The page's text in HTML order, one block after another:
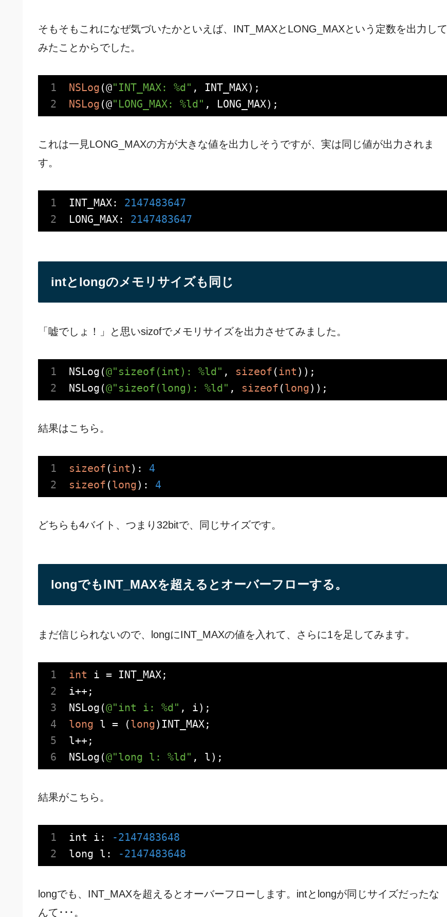
そもそもこれになぜ気づいたかといえば、INT_MAXとLONG_MAXという定数を出力して
みたことからでした。
NSLog (@"INT_MAX: %d"
NSLog (@"LONG_MAX: %ld"
これは一見LONG_MAXの方が大きな値を出力しそうですが、実は同じ値が出力されま
す。
INT_MAX:
2147483647
LONG_MAX:
2147483647
intとlongのメモリサイズも同じ
「嘘でしょ！」と思いsizofでメモリサイズを出力させてみました。
NSLog (@"sizeof(int): %ld" , sizeof (int
NSLog (@"sizeof(long): %ld" , sizeof (long
結果はこちら。
sizeof (int ): 4
sizeof (long): 4
どちらも4バイト、つまり32bitで、同じサイズです。
longでもINT_MAXを超えるとオーバーフローする。
まだ信じられないので、longにINT_MAXの値を入れて、さらに1を足してみます。
int i = INT_MAX;
NSLog (@"int i: %d"
long l = (long)INT_MAX;
NSLog (@"long l: %ld"
結果がこちら。
int i:
-2147483648
long l:
-2147483648
longでも、INT_MAXを超えるとオーバーフローします。intとlongが同じサイズだったな
んて･･･。